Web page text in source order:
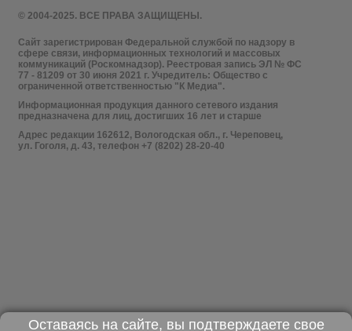
© 2004-2025. ВСЕ ПРАВА ЗАЩИЩЕНЫ.
Сайт зарегистрирован Федеральной службой по надзору в
сфере связи, информационных технологий и массовых
коммуникаций (Роскомнадзор). Реестровая запись ЭЛ № ФС
77 - 81209 от 30 июня 2021 г. Учредитель: Общество с
ограниченной ответственностью "К Медиа".
Информационная продукция данного сетевого издания
предназначена для лиц, достигших 16 лет и старше
Адрес редакции 162612, Вологодская обл., г. Череповец,
ул. Гоголя, д. 43, телефон +7 (8202) 28-20-40
Оставаясь на сайте, вы подтверждаете свое